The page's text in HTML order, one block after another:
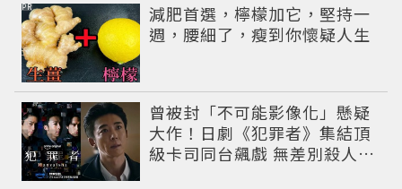
減肥首選，檸檬加它，堅持一
週，腰細了，瘦到你懷疑人生
PR
曾被封「不可能影像化」懸疑
大作！日劇《犯罪者》集結頂
級卡司同台飆戲 無差別殺人案